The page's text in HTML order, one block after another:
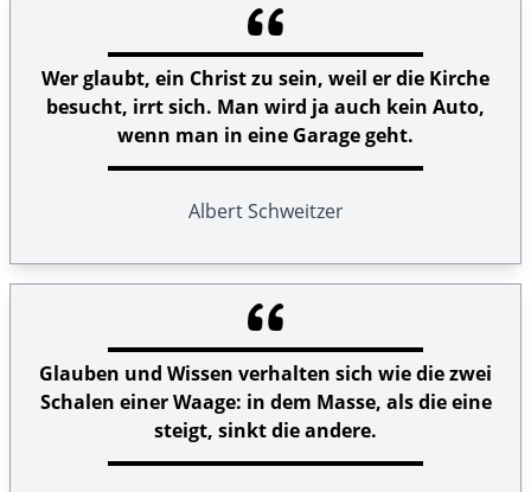
Wer glaubt, ein Christ zu sein, weil er die Kirche
besucht, irrt sich. Man wird ja auch kein Auto,
wenn man in eine Garage geht.
Albert Schweitzer
Glauben und Wissen verhalten sich wie die zwei
Schalen einer Waage: in dem Masse, als die eine
steigt, sinkt die andere.